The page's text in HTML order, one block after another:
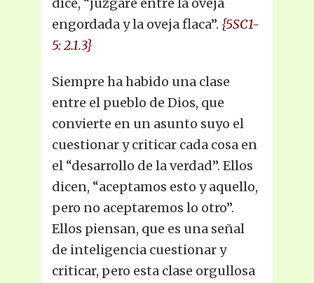
dice, “juzgaré entre la oveja
engordada y la oveja flaca”. {5SC1-
5: 2.1.3}
Siempre ha habido una clase
entre el pueblo de Dios, que
convierte en un asunto suyo el
cuestionar y criticar cada cosa en
el “desarrollo de la verdad”. Ellos
dicen, “aceptamos esto y aquello,
pero no aceptaremos lo otro”.
Ellos piensan, que es una señal
de inteligencia cuestionar y
criticar, pero esta clase orgullosa